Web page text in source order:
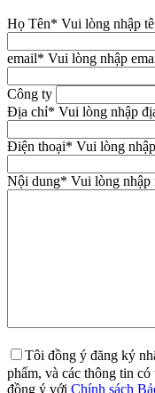
Họ Tên* Vui lòng nhập
email* Vui lòng nhập
Công ty
Địa chỉ* Vui lòng nhập
Điện thoại* Vui lòng
Nội dung* Vui lòng nhập
Tôi đồng ý đăng ký
phẩm, và các thông tin
đồng ý với Chính sách